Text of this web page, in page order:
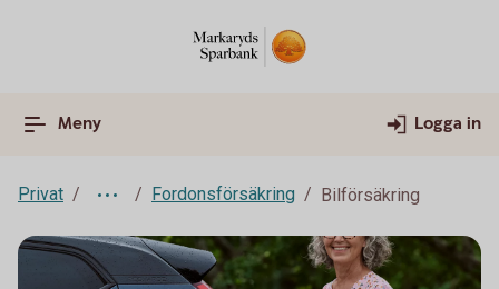
Meny Logga in
Privat Fordonsförsäkring Bilförsäkring